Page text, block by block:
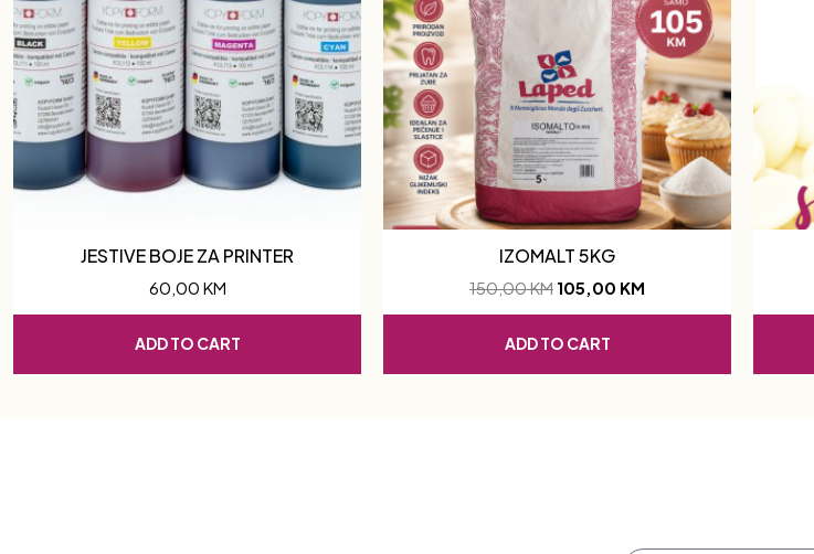
JESTIVE BOJE ZA PRINTER
60,00 KM
ADD TO CART
IZOMALT 5KG
150,00KM 105,00 KM
ADD TO CART